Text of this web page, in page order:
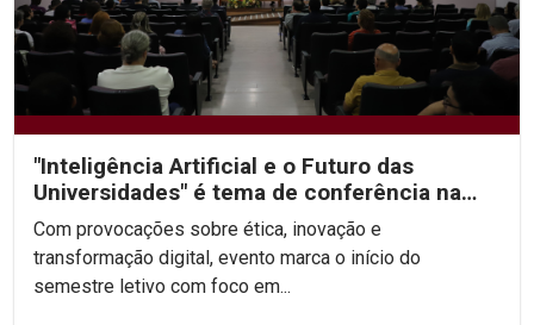
"Inteligência Artificial e o Futuro das
Universidades" é tema de conferência na
abertura da...
Com provocações sobre ética, inovação e
transformação digital, evento marca o início do
semestre letivo com foco em...